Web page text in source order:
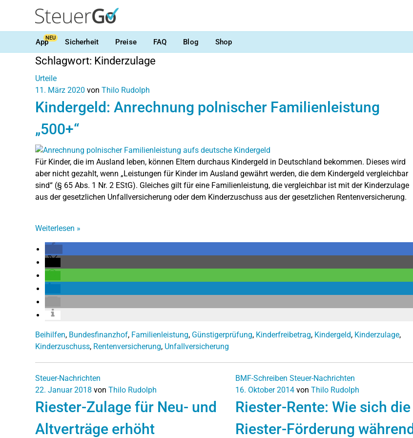
AppNEU Sicherheit Preise FAQ Blog Shop
Schlagwort: Kinderzulage
Urteile
11. März 2020 von Thilo Rudolph
Kindergeld: Anrechnung polnischer Familienleistung
„500+“
Für Kinder, die im Ausland leben, können Eltern durchaus Kindergeld in Deutschland bekommen. Dieses wird
aber nicht gezahlt, wenn „Leistungen für Kinder im Ausland gewährt werden, die dem Kindergeld vergleichbar
sind“ (§ 65 Abs. 1 Nr. 2 EStG). Gleiches gilt für eine Familienleistung, die vergleichbar ist mit der Kinderzulage
aus der gesetzlichen Unfallversicherung oder dem Kinderzuschuss aus der gesetzlichen Rentenversicherung.
Weiterlesen »
Beihilfen, Bundesfinanzhof, Familienleistung, Günstigerprüfung, Kinderfreibetrag, Kindergeld, Kinderzulage,
Kinderzuschuss, Rentenversicherung, Unfallversicherung
Steuer-Nachrichten
22. Januar 2018 von Thilo Rudolph
Riester-Zulage für Neu- und
Altverträge erhöht
BMF-Schreiben Steuer-Nachrichten
16. Oktober 2014 von Thilo Rudolph
Riester-Rente: Wie sich die
Riester-Förderung während